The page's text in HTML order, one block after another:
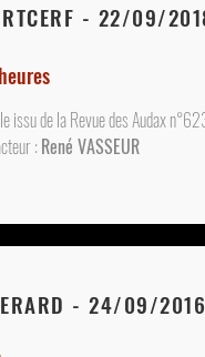
- 22/09/
issu de la Revue des Audax
: René VASSEUR
- 24/09/2016